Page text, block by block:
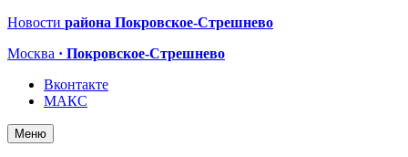
Новости района Покровское-Стрешнево
Москва · Покровское-Стрешнево
Вконтакте
МАКС
Меню